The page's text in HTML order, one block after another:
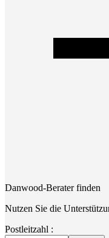
Danwood-Berater finden
Nutzen Sie die
Postleitzahl :